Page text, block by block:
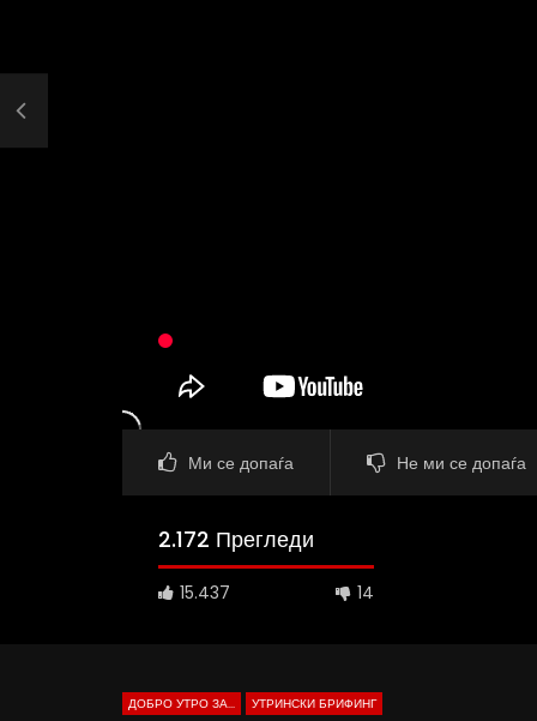
Ми се допаѓа Не ми се допаѓа
2.172 Прегледи
15.437 14
ДОБРО УТРО ЗА... УТРИНСКИ БРИФИНГ